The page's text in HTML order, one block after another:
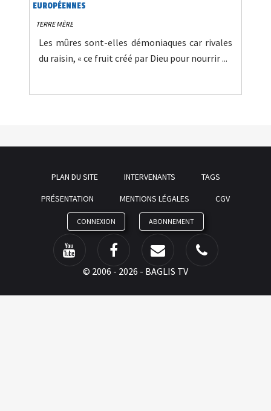
EUROPÉENNES
TERRE MÈRE
Les mûres sont-elles démoniaques car rivales
du raisin, « ce fruit créé par Dieu pour nourrir ...
PLAN DU SITE INTERVENANTS
TAGS
PRÉSENTATION
MENTIONS LÉGALES CGV
CONNEXION ABONNEMENT
© 2006 - 2026 - BAGLIS TV